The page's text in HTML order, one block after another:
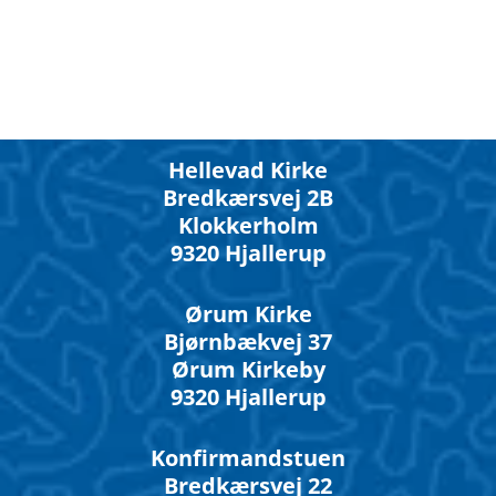
Hellevad Kirke
Bredkærsvej 2B
Klokkerholm
9320 Hjallerup
Ørum Kirke
Bjørnbækvej 37
Ørum Kirkeby
9320 Hjallerup
Konfirmandstuen
Bredkærsvej 22